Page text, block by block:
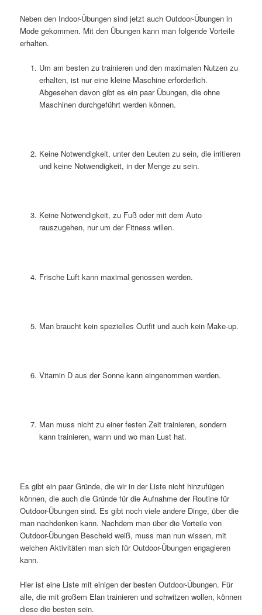
Neben den Indoor-Übungen sind jetzt auch Outdoor-Übungen in
Mode gekommen. Mit den Übungen kann man folgende Vorteile
erhalten.
Um am besten zu trainieren und den maximalen Nutzen zu
erhalten, ist nur eine kleine Maschine erforderlich.
Abgesehen davon gibt es ein paar Übungen, die ohne
Maschinen durchgeführt werden können.
Keine Notwendigkeit, unter den Leuten zu sein, die irritieren
und keine Notwendigkeit, in der Menge zu sein.
Keine Notwendigkeit, zu Fuß oder mit dem Auto
rauszugehen, nur um der Fitness willen.
Frische Luft kann maximal genossen werden.
Man braucht kein spezielles Outfit und auch kein Make-up.
Vitamin D aus der Sonne kann eingenommen werden.
Man muss nicht zu einer festen Zeit trainieren, sondern
kann trainieren, wann und wo man Lust hat.
Es gibt ein paar Gründe, die wir in der Liste nicht hinzufügen
können, die auch die Gründe für die Aufnahme der Routine für
Outdoor-Übungen sind. Es gibt noch viele andere Dinge, über die
man nachdenken kann. Nachdem man über die Vorteile von
Outdoor-Übungen Bescheid weiß, muss man nun wissen, mit
welchen Aktivitäten man sich für Outdoor-Übungen engagieren
kann.
Hier ist eine Liste mit einigen der besten Outdoor-Übungen. Für
alle, die mit großem Elan trainieren und schwitzen wollen, können
diese die besten sein.